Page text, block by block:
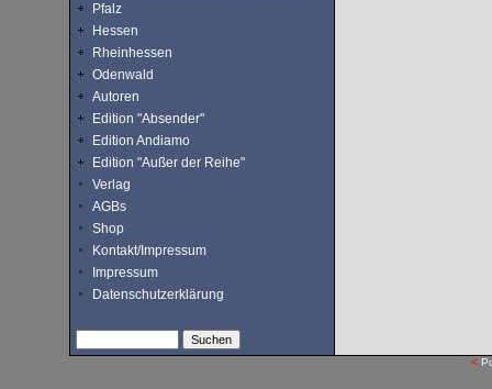
Pfalz
Hessen
Rheinhessen
Odenwald
Autoren
Edition "Absender"
Edition Andiamo
Edition "Außer der Reihe"
Verlag
AGBs
Shop
Kontakt/Impressum
Impressum
Datenschutzerklärung
<